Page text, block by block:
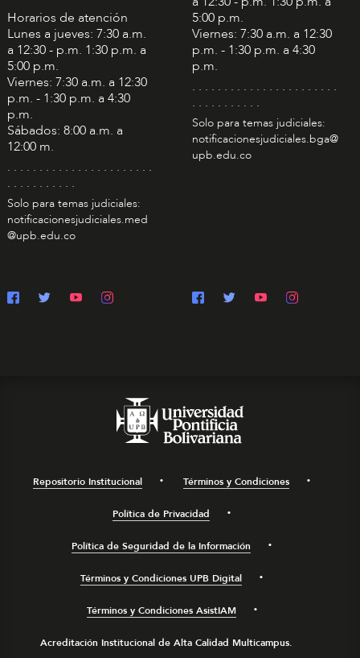
Horarios de atención
Lunes a jueves: 7:30 a.m.
a 12:30 - p.m. 1:30 p.m. a
5:00 p.m.
Viernes: 7:30 a.m. a 12:30
p.m. - 1:30 p.m. a 4:30
p.m.
Sábados: 8:00 a.m. a
12:00 m.
. . . . . . . . . . . . . . . . . . . . . . .
. . . . . . . . . . .
Solo para temas judiciales:
notificacionesjudiciales.med
@upb.edu.co
5:00 p.m.
Viernes: 7:30 a.m. a 12:30
p.m. - 1:30 p.m. a 4:30
p.m.
. . . . . . . . . . . . . . . . . . . . . . .
. . . . . . . . . . .
Solo para temas judiciales:
notificacionesjudiciales.bga@
upb.edu.co
Repositorio Institucional Términos y Condiciones
Política de Privacidad
Política de Seguridad de la Información
Términos y Condiciones UPB Digital
Términos y Condiciones AsistIAM
Acreditación Institucional de Alta Calidad Multicampus.